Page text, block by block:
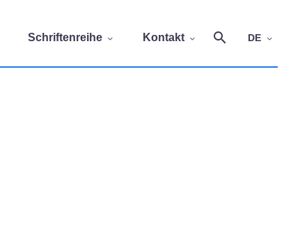
Schriftenreihe Kontakt DE